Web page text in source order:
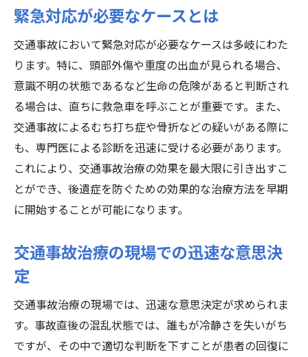
緊急対応が必要なケースとは
交通事故において緊急対応が必要なケースは多岐にわた
ります。特に、頭部外傷や重度の出血が見られる場合、
意識不明の状態であるなど生命の危険があると判断され
る場合は、直ちに救急車を呼ぶことが重要です。また、
交通事故によるむち打ち症や骨折などの疑いがある際に
も、専門医による診断を迅速に受ける必要があります。
これにより、交通事故治療の効果を最大限に引き出すこ
とができ、後遺症を防ぐための効果的な治療方法を早期
に開始することが可能になります。
交通事故治療の現場での迅速な意思決
定
交通事故治療の現場では、迅速な意思決定が求められま
す。事故直後の混乱状態では、誰もが冷静さを失いがち
ですが、その中で適切な判断を下すことが患者の回復に